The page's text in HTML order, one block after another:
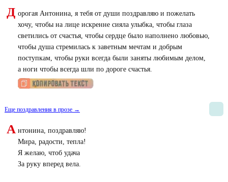
Д орогая Антонина, я тебя от души поздравляю и пожелать
хочу, чтобы на лице искренне сияла улыбка, чтобы глаза
светились от счастья, чтобы сердце было наполнено любовью,
чтобы душа стремилась к заветным мечтам и добрым
поступкам, чтобы руки всегда были заняты любимым делом,
а ноги чтобы всегда шли по дороге счастья.
Еще поздравления в прозе →
А нтонина, поздравляю!
Мира, радости, тепла!
Я желаю, чтоб удача
За руку вперед вела.